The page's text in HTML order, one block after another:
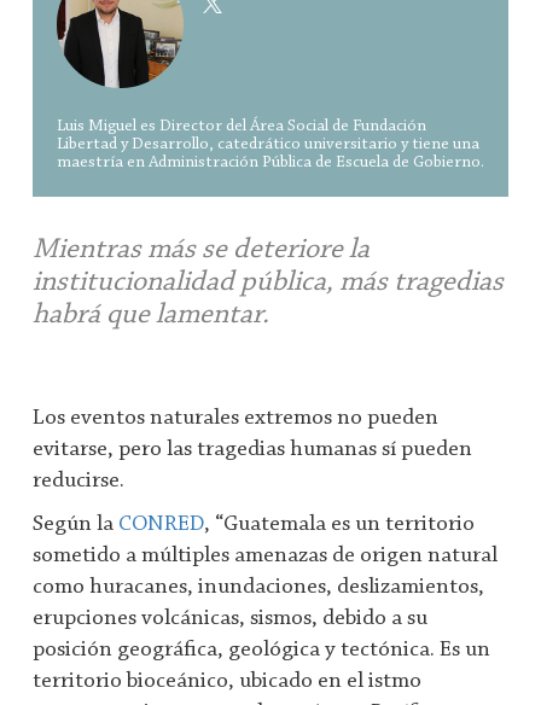
Mientras más se deteriore la
institucionalidad pública, más tragedias
habrá que lamentar.
Los eventos naturales extremos no pueden
evitarse, pero las tragedias humanas sí pueden
reducirse.
Según la CONRED, “Guatemala es un territorio
sometido a múltiples amenazas de origen natural
como huracanes, inundaciones, deslizamientos,
erupciones volcánicas, sismos, debido a su
posición geográfica, geológica y tectónica. Es un
territorio bioceánico, ubicado en el istmo
Luis Miguel es Director del Área Social de Fundación
Libertad y Desarrollo, catedrático universitario y tiene una
maestría en Administración Pública de Escuela de Gobierno.